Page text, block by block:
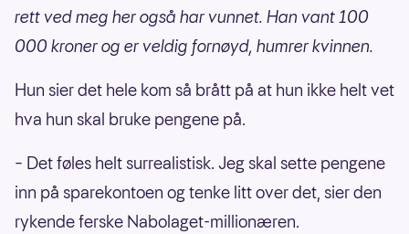
rett ved meg her også har vunnet. Han vant 100
000 kroner og er veldig fornøyd, humrer kvinnen.
Hun sier det hele kom så brått på at hun ikke helt vet
hva hun skal bruke pengene på.
– Det føles helt surrealistisk. Jeg skal sette pengene
inn på sparekontoen og tenke litt over det, sier den
rykende ferske Nabolaget-millionæren.